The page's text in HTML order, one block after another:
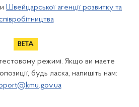
Швейцарської агенції розвитку та
режимі. Якщо ви маєте
будь ласка, напишіть нам: